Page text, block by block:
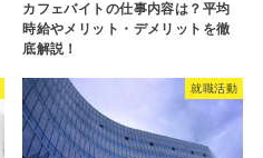
カフェバイトの仕事内容は？平均
時給やメリット・デメリットを徹
底解説！
就職活動